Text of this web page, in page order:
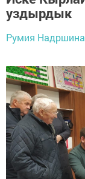
уздырдык
Румия